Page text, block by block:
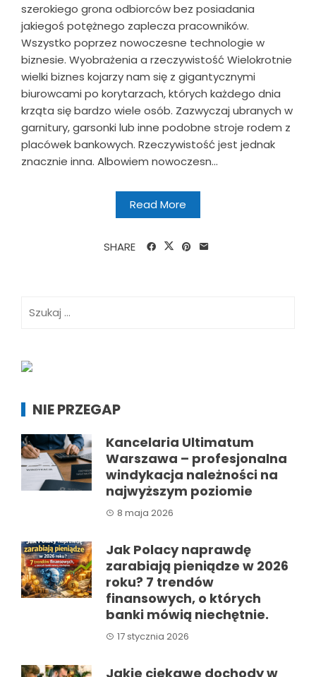
szerokiego grona odbiorców bez posiadania
jakiegoś potężnego zaplecza pracowników.
Wszystko poprzez nowoczesne technologie w
biznesie. Wyobrażenia a rzeczywistość Wielokrotnie
wielki biznes kojarzy nam się z gigantycznymi
biurowcami po korytarzach, których każdego dnia
krząta się bardzo wiele osób. Zazwyczaj ubranych w
garnitury, garsonki lub inne podobne stroje rodem z
placówek bankowych. Rzeczywistość jest jednak
znacznie inna. Albowiem nowoczesn...
Read More
SHARE
NIE PRZEGAP
Kancelaria Ultimatum
Warszawa – profesjonalna
windykacja należności na
najwyższym poziomie
8 maja 2026
Jak Polacy naprawdę
zarabiają pieniądze w 2026
roku? 7 trendów
finansowych, o których
banki mówią niechętnie.
17 stycznia 2026
Jakie ciekawe dochody w